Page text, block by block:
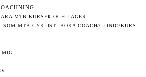
MTB-KURSER OCH LÄGER
SOM MTB-CYKLIST: BOKA COACH/CLINIC/KURS
MIG